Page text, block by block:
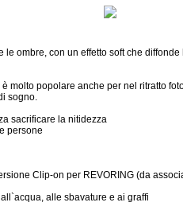
le ombre, con un effetto soft che
molto popolare anche per nel ritratto
sogno.
sacrificare la nitidezza
persone
Clip-on per REVORING (da
alle sbavature e ai graffi